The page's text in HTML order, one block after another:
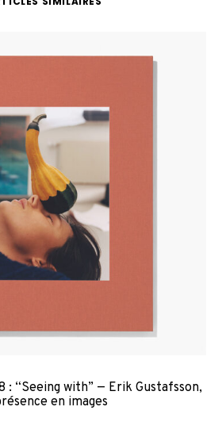
: “Seeing with” — Erik Gustafsson,
en images